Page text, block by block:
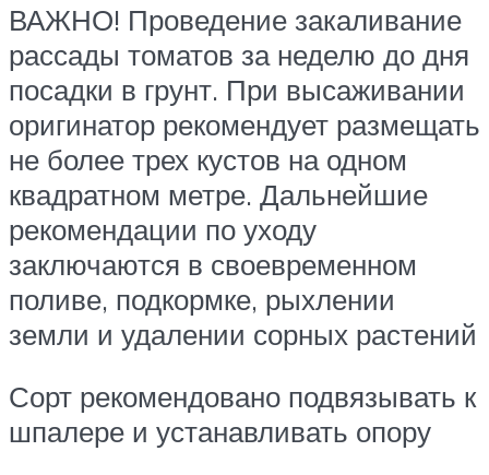
ВАЖНО! Проведение закаливание
рассады томатов за неделю до дня
посадки в грунт. При высаживании
оригинатор рекомендует размещать
не более трех кустов на одном
квадратном метре. Дальнейшие
рекомендации по уходу
заключаются в своевременном
поливе, подкормке, рыхлении
земли и удалении сорных растений
Сорт рекомендовано подвязывать к
шпалере и устанавливать опору